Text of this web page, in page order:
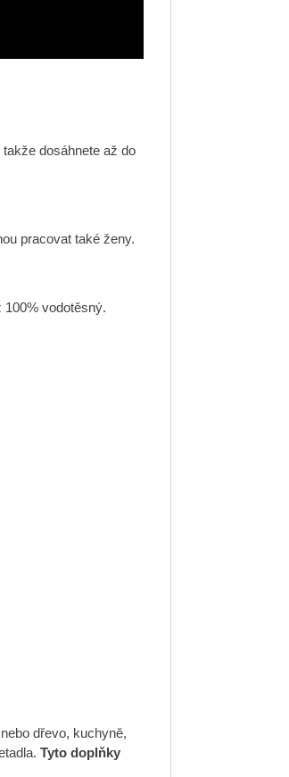
dosáhnete až do
pracovat také ženy.
vodotěsný.
dřevo, kuchyně,
Tyto doplňky